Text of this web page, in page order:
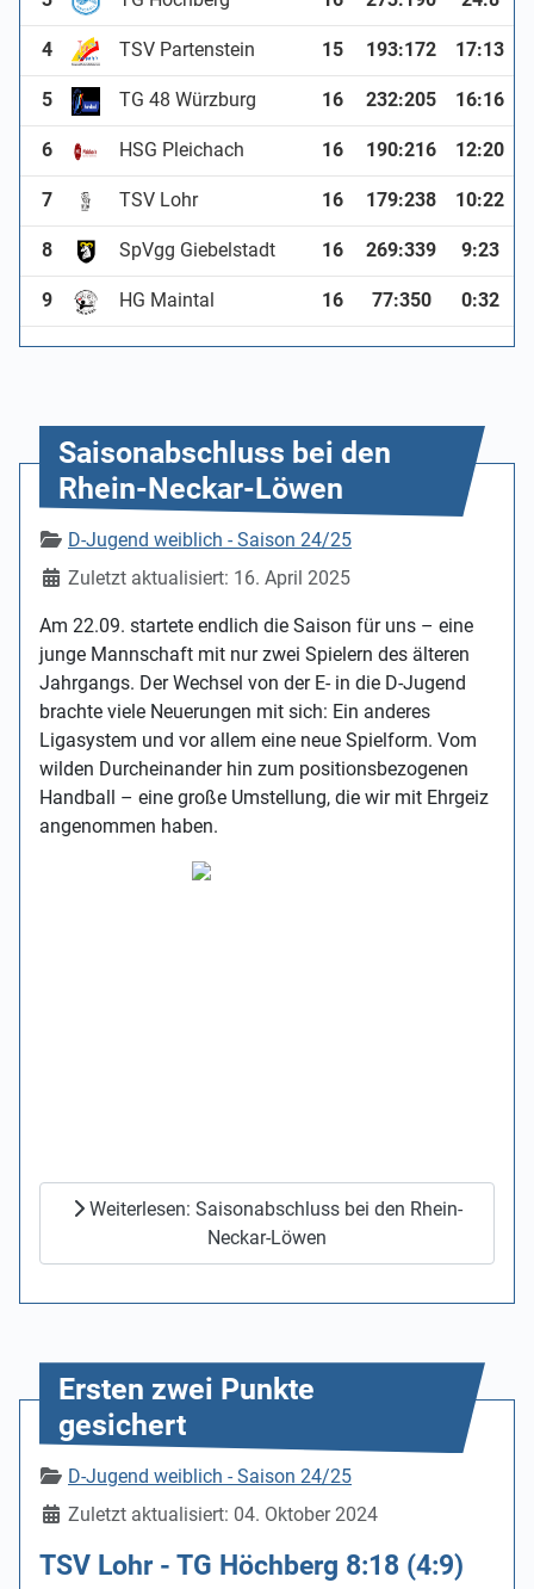
4 TSV Partenstein 15 193:172 17:13
5 TG 48 Würzburg 16 232:205 16:16
6 HSG Pleichach 16 190:216 12:20
7 TSV Lohr 16 179:238 10:22
8 SpVgg Giebelstadt 16 269:339 9:23
9 HG Maintal 16 77:350 0:32
Saisonabschluss bei den
Rhein-Neckar-Löwen
DetailsD-Jugend weiblich - Saison 24/25
Zuletzt aktualisiert: 16. April 2025
Am 22.09. startete endlich die Saison für uns – eine
junge Mannschaft mit nur zwei Spielern des älteren
Jahrgangs. Der Wechsel von der E- in die D-Jugend
brachte viele Neuerungen mit sich: Ein anderes
Ligasystem und vor allem eine neue Spielform. Vom
wilden Durcheinander hin zum positionsbezogenen
Handball – eine große Umstellung, die wir mit Ehrgeiz
angenommen haben.
Weiterlesen: Saisonabschluss bei den Rhein-
Neckar-Löwen
Ersten zwei Punkte
gesichert
DetailsD-Jugend weiblich - Saison 24/25
Zuletzt aktualisiert: 04. Oktober 2024
TSV Lohr - TG Höchberg 8:18 (4:9)